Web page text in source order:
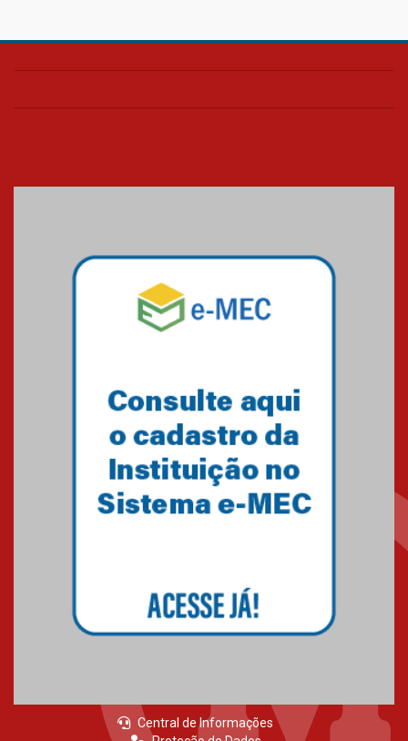
Confira como foi o culto mensal
Mackenzie mobiliza campanha
solidária para apoiar famílias em
Minas Gerais
Primeiro culto do ano ressalta o
27.02.2026
Central de Informações